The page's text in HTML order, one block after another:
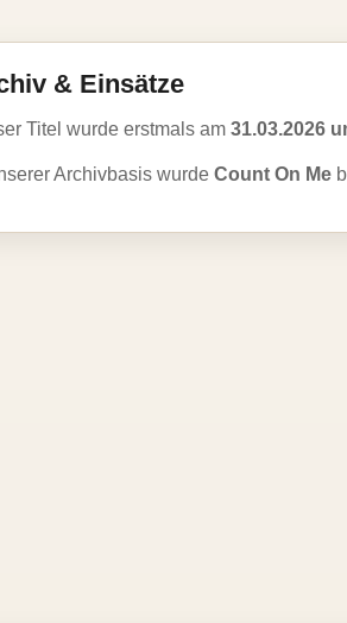
& Einsätze
Titel wurde erstmals am 31.03.2026
Archivbasis wurde Count On Me